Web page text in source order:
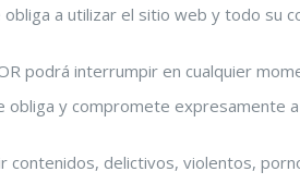
obliga a utilizar el sitio web y todo su
podrá interrumpir en cualquier
obliga y compromete expresamente
contenidos, delictivos, violentos,